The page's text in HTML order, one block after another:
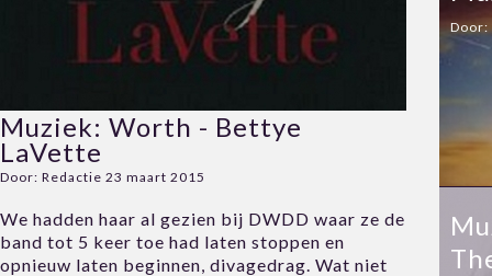
Muziek: Worth - Bettye
LaVette
Door: Redactie 23 maart 2015
We hadden haar al gezien bij DWDD waar ze de
band tot 5 keer toe had laten stoppen en
opnieuw laten beginnen, divagedrag. Wat niet
Door: